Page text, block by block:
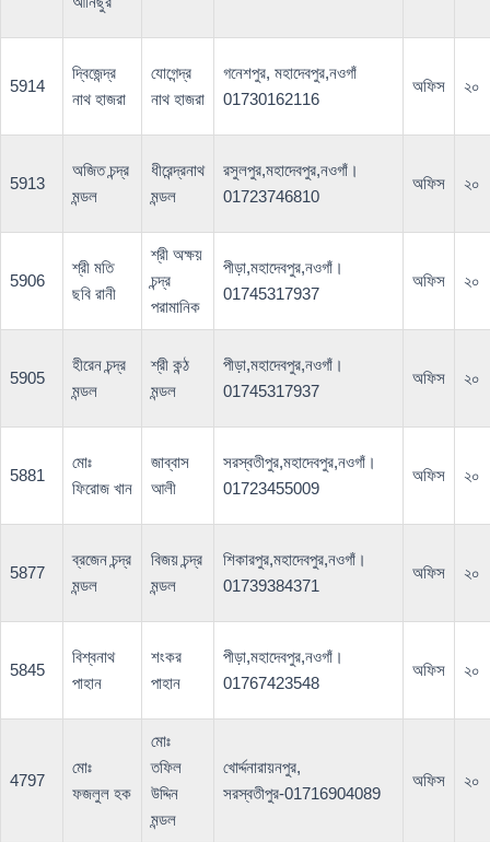
5914
দ্বিজেন্দ্র
নাথ হাজরা
যোগেন্দ্র
নাথ হাজরা
গনেশপুর, মহাদেবপুর,নওগাঁ
01730162116
অফিস ২০
5913
অজিত চন্দ্র
মন্ডল
ধীরেন্দ্রনাথ
মন্ডল
রসুলপুর,মহাদেবপুর,নওগাঁ।
01723746810
অফিস ২০
5906
শ্রী মতি
ছবি রানী
শ্রী অক্ষয়
চন্দ্র
পরামানিক
পীড়া,মহাদেবপুর,নওগাঁ।
01745317937
অফিস ২০
5905
হীরেন চন্দ্র
মন্ডল
শ্রী কন্ঠ
মন্ডল
পীড়া,মহাদেবপুর,নওগাঁ।
01745317937
অফিস ২০
5881
মোঃ
ফিরোজ খান
জাব্বাস
আলী
সরস্বতীপুর,মহাদেবপুর,নওগাঁ।
01723455009
অফিস ২০
5877
ব্রজেন চন্দ্র
মন্ডল
বিজয় চন্দ্র
মন্ডল
শিকারপুর,মহাদেবপুর,নওগাঁ।
01739384371
অফিস ২০
5845
বিশ্বনাথ
পাহান
শংকর
পাহান
পীড়া,মহাদেবপুর,নওগাঁ।
01767423548
অফিস ২০
4797
মোঃ
ফজলুল হক
মোঃ
তফিল
উদ্দিন
মন্ডল
খোর্দ্দনারায়নপুর,
সরস্বতীপুর-01716904089
অফিস ২০